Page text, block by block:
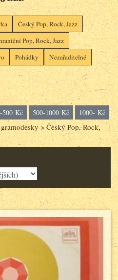
Český Pop, Rock, Jazz
Pop, Rock, Jazz
Pohádky
Nezařaditelné
500 Kč 500-1000 Kč 1000- Kč
>Český Pop, Rock,